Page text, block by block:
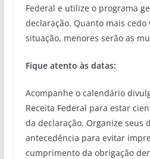
Federal e utilize o programa
declaração. Quanto mais cedo
situação, menores serão as
Fique atento às datas:
Acompanhe o calendário
Receita Federal para estar
da declaração. Organize seus
antecedência para evitar
cumprimento da obrigação